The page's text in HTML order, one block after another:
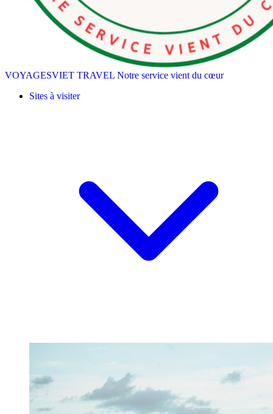
VOYAGESVIET TRAVEL Notre service vient du cœur
Sites à visiter